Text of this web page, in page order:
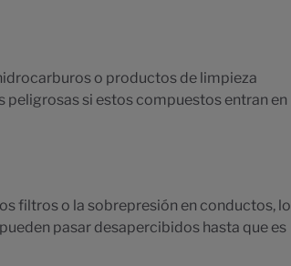
o productos de limpieza
peligrosas si estos compuestos entran en
filtros o la sobrepresión en conductos, lo
pasar desapercibidos hasta que es